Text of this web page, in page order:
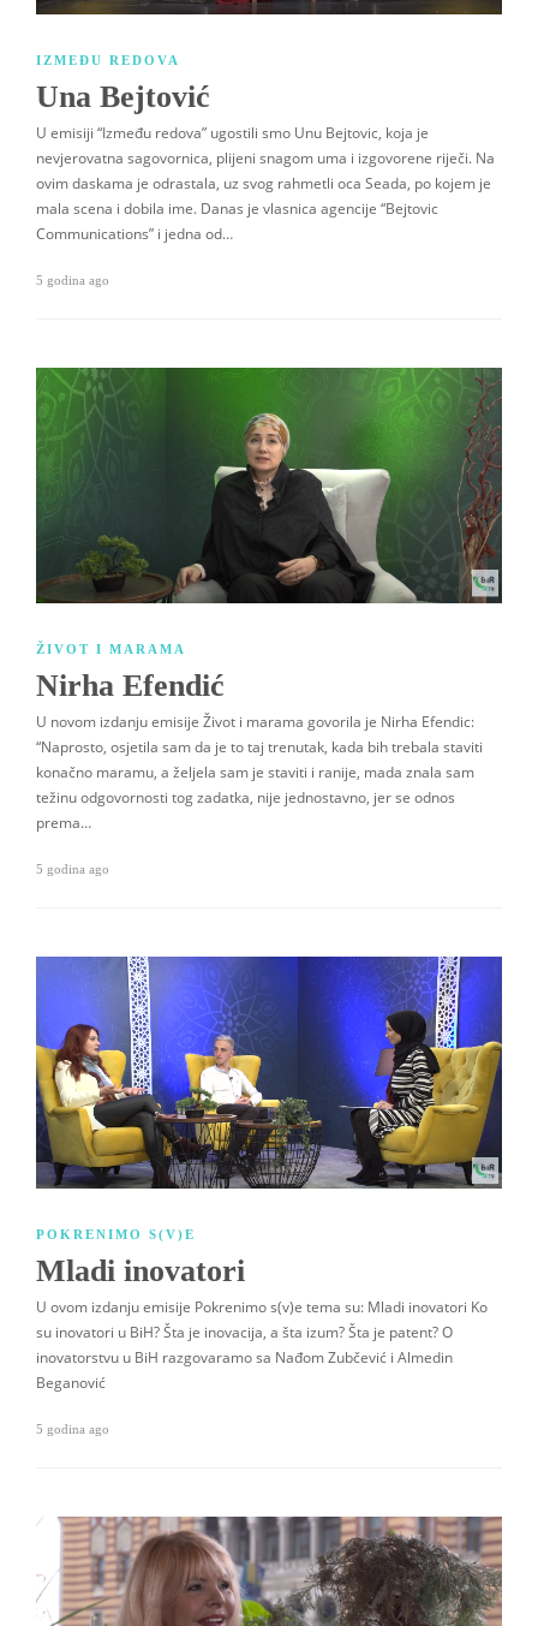
IZMEĐU REDOVA
Una Bejtović
U emisiji “Između redova” ugostili smo Unu Bejtovic, koja je
nevjerovatna sagovornica, plijeni snagom uma i izgovorene riječi. Na
ovim daskama je odrastala, uz svog rahmetli oca Seada, po kojem je
mala scena i dobila ime. Danas je vlasnica agencije “Bejtovic
Communications” i jedna od…
5 godina ago
ŽIVOT I MARAMA
Nirha Efendić
U novom izdanju emisije Život i marama govorila je Nirha Efendic:
“Naprosto, osjetila sam da je to taj trenutak, kada bih trebala staviti
konačno maramu, a željela sam je staviti i ranije, mada znala sam
težinu odgovornosti tog zadatka, nije jednostavno, jer se odnos
prema…
5 godina ago
POKRENIMO S(V)E
Mladi inovatori
U ovom izdanju emisije Pokrenimo s(v)e tema su: Mladi inovatori Ko
su inovatori u BiH? Šta je inovacija, a šta izum? Šta je patent? O
inovatorstvu u BiH razgovaramo sa Nađom Zubčević i Almedin
Beganović
5 godina ago